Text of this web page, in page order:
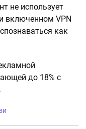
не использует
включенном VPN
как
до 18% с